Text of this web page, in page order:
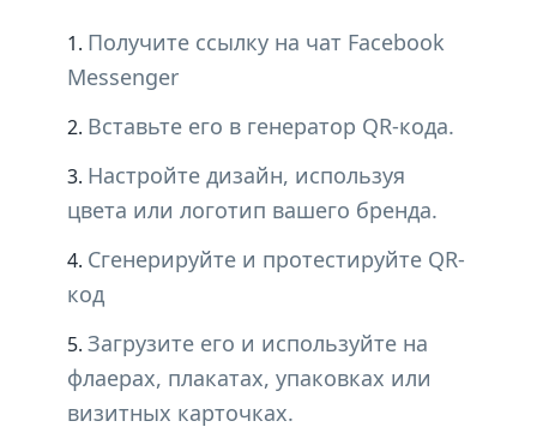
Получите ссылку на чат Facebook
Messenger
Вставьте его в генератор QR-кода.
Настройте дизайн, используя
цвета или логотип вашего бренда.
Сгенерируйте и протестируйте QR-
код
Загрузите его и используйте на
флаерах, плакатах, упаковках или
визитных карточках.